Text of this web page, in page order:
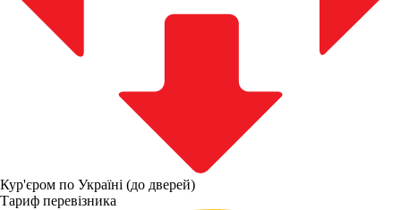
Кур'єром по Україні (до дверей)
Тариф перевізника